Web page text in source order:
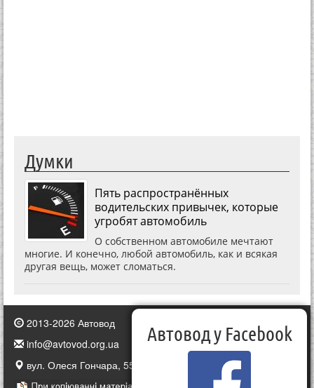
Думки
Пять распространённых
водительских привычек, которые
угробят автомобиль
О собственном автомобиле мечтают
многие. И конечно, любой автомобиль, как и всякая
другая вещь, может сломаться.
2013-2026 Автовод
info@avtovod.org.ua
вул. Олеся Гончара, 55, Київ, Україна
Автовод у Facebook